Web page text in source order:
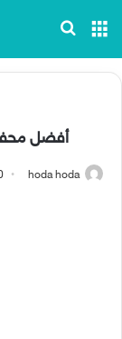
القائمة
أفضل
hoda hoda
20